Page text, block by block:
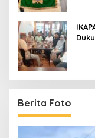
Berita Foto